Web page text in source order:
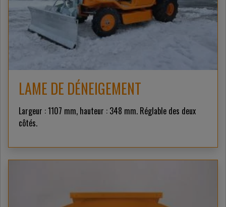
LAME DE DÉNEIGEMENT
Largeur : 1107 mm, hauteur : 348 mm. Réglable des deux
côtés.